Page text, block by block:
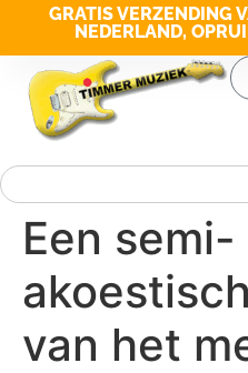
GRATIS VERZENDING
NEDERLAND,
Een semi-
van het